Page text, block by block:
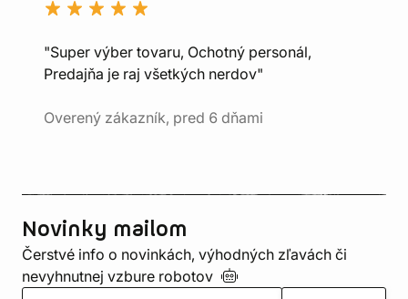
"Super výber tovaru, Ochotný personál,
Predajňa je raj všetkých nerdov"
Overený zákazník, pred 6 dňami
Novinky mailom
Čerstvé info o novinkách, výhodných zľavách či
nevyhnutnej vzbure robotov